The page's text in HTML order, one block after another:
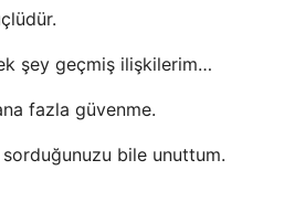
şey geçmiş ilişkilerim…
fazla güvenme.
bile unuttum.